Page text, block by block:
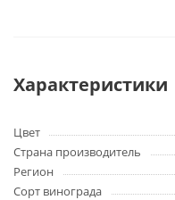
Характеристики
Цвет
Страна производитель
Регион
Сорт винограда